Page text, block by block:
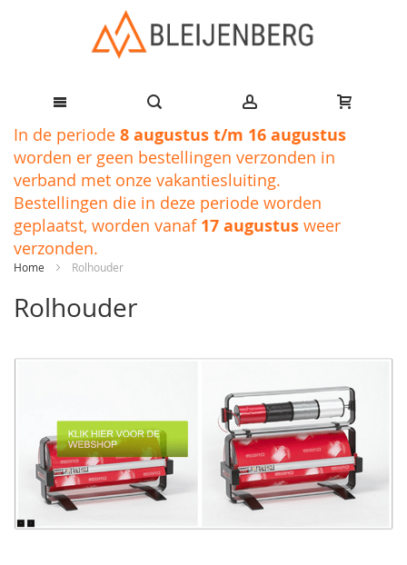
Ga
de
inhoud
In de periode 8 augustus t/m 16 augustus
worden er geen bestellingen verzonden in
verband met onze vakantiesluiting.
Bestellingen die in deze periode worden
geplaatst, worden vanaf 17 augustus weer
verzonden.
Home Rolhouder
Rolhouder